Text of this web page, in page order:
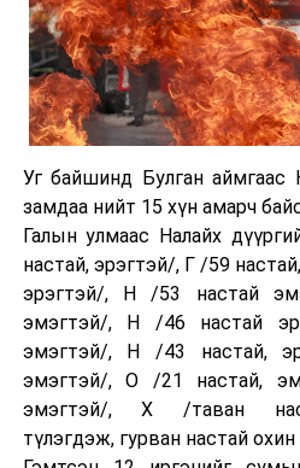
Уг байшинд Булган аймгаас
замдаа нийт 15 хүн амарч
Галын улмаас Налайх
настай, эрэгтэй/, Г /59
эрэгтэй/, Н /53 настай
эмэгтэй/, Н /46 настай
эмэгтэй/, Н /43 настай,
эмэгтэй/, О /21 настай,
эмэгтэй/, Х /таван
түлэгдэж, гурван настай